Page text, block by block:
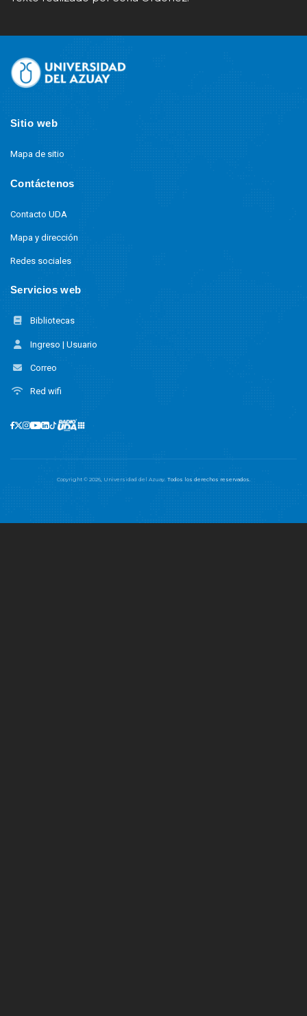
Footer
Sitio web
Mapa de sitio
Contáctenos
Contacto UDA
Mapa y dirección
Redes sociales
Servicios web
Bibliotecas
Ingreso | Usuario
Correo
Red wifi
Copyright © 2026, Universidad del Azuay. Todos los derechos reservados.